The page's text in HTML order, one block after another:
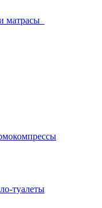
матрасы
туалеты